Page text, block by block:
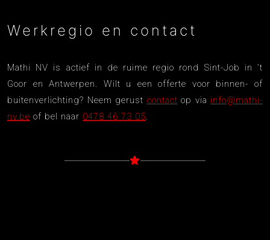
Werkregio en contact
Mathi NV is actief in de ruime regio rond Sint-Job in ’t
Goor en Antwerpen. Wilt u een offerte voor binnen- of
buitenverlichting? Neem gerust contact op via info@mathi-
nv.be of bel naar 0478 46 73 05.